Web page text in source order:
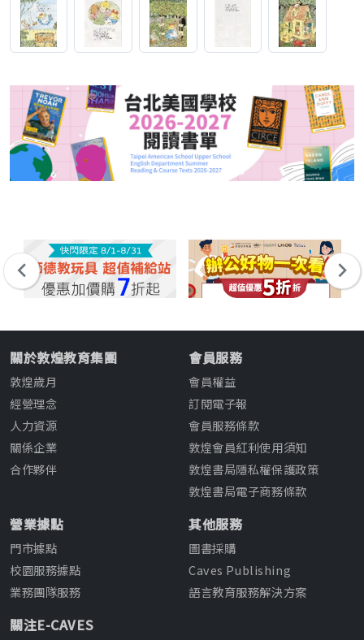
關於敦煌教育集團
敦煌歲月
經營理念
人力資源
關係企業
合作夥伴
會員服務
會員權益
訂閱電子報
會員服務條款
敦煌會員紅利使用須知
敦煌書局隱私權保護政策
敦煌書局電子商務條款
營業據點
門市據點
校園服務據點
業務團隊服務
其他服務
圖書採購
Caves Publishing
語言教育服務解決方案
關注E-CAVES